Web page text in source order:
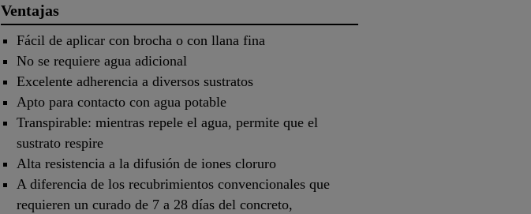
Ventajas
Fácil de aplicar con brocha o con llana fina
No se requiere agua adicional
Excelente adherencia a diversos sustratos
Apto para contacto con agua potable
Transpirable: mientras repele el agua, permite que el
sustrato respire
Alta resistencia a la difusión de iones cloruro
A diferencia de los recubrimientos convencionales que
requieren un curado de 7 a 28 días del concreto,